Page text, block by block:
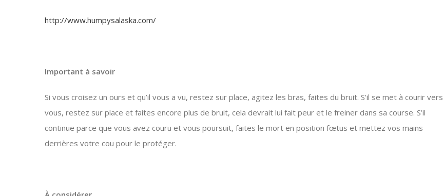
http://www.humpysalaska.com/
Important à savoir
Si vous croisez un ours et qu’il vous a vu, restez sur place, agitez les bras, faites du bruit. S’il se met à courir vers
vous, restez sur place et faites encore plus de bruit, cela devrait lui fait peur et le freiner dans sa course. S’il
continue parce que vous avez couru et vous poursuit, faites le mort en position fœtus et mettez vos mains
derrières votre cou pour le protéger.